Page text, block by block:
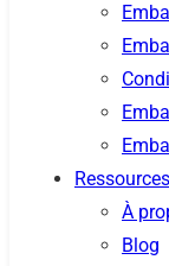
Ressources
À
Blog